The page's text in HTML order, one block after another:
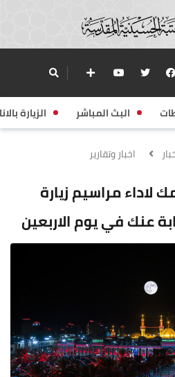
البث المباشر الزيارة
اخبار وتقارير
مراسيم زيارة
عنك في يوم الاربعين